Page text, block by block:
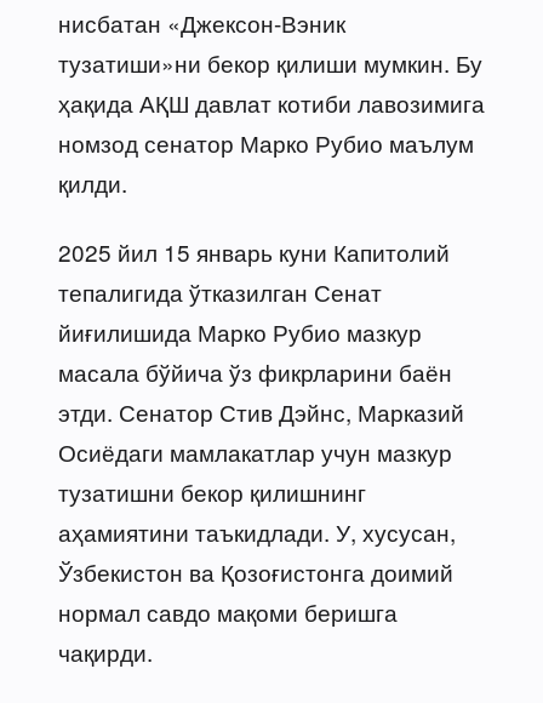
нисбатан «Джексон-Вэник
тузатиши»ни бекор қилиши мумкин. Бу
ҳақида АҚШ давлат котиби лавозимига
номзод сенатор Марко Рубио маълум
қилди.
2025 йил 15 январь куни Капитолий
тепалигида ўтказилган Сенат
йиғилишида Марко Рубио мазкур
масала бўйича ўз фикрларини баён
этди. Сенатор Стив Дэйнс, Марказий
Осиёдаги мамлакатлар учун мазкур
тузатишни бекор қилишнинг
аҳамиятини таъкидлади. У, хусусан,
Ўзбекистон ва Қозоғистонга доимий
нормал савдо мақоми беришга
чақирди.